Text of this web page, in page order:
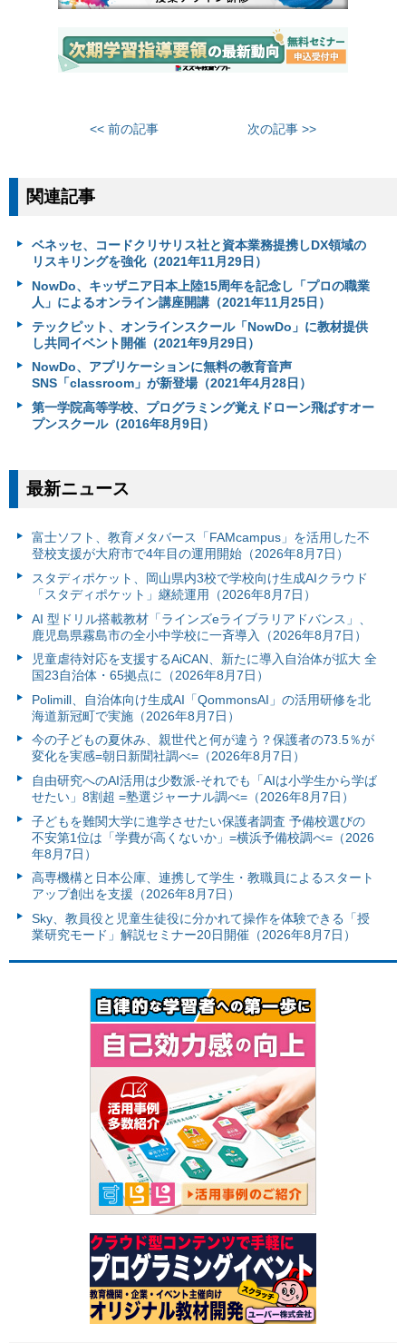
<< 前の記事 次の記事 >>
関連記事
ベネッセ、コードクリサリス社と資本業務提携しDX領域の
リスキリングを強化（2021年11月29日）
NowDo、キッザニア日本上陸15周年を記念し「プロの職業
人」によるオンライン講座開講（2021年11月25日）
テックピット、オンラインスクール「NowDo」に教材提供
し共同イベント開催（2021年9月29日）
NowDo、アプリケーションに無料の教育音声
SNS「classroom」が新登場（2021年4月28日）
第一学院高等学校、プログラミング覚えドローン飛ばすオー
プンスクール（2016年8月9日）
最新ニュース
富⼠ソフト、教育メタバース「FAMcampus」を活用した不
登校支援が大府市で4年目の運用開始（2026年8月7日）
スタディポケット、岡山県内3校で学校向け生成AIクラウド
「スタディポケット」継続運用（2026年8月7日）
AI 型ドリル搭載教材「ラインズeライブラリアドバンス」、
鹿児島県霧島市の全小中学校に一斉導入（2026年8月7日）
児童虐待対応を支援するAiCAN、新たに導入自治体が拡大 全
国23自治体・65拠点に（2026年8月7日）
Polimill、自治体向け生成AI「QommonsAI」の活用研修を北
海道新冠町で実施（2026年8月7日）
今の子どもの夏休み、親世代と何が違う？保護者の73.5％が
変化を実感=朝日新聞社調べ=（2026年8月7日）
自由研究へのAI活用は少数派-それでも「AIは小学生から学ば
せたい」8割超 =塾選ジャーナル調べ=（2026年8月7日）
子どもを難関大学に進学させたい保護者調査 予備校選びの
不安第1位は「学費が高くないか」=横浜予備校調べ=（2026
年8月7日）
高専機構と日本公庫、連携して学生・教職員によるスタート
アップ創出を支援（2026年8月7日）
Sky、教員役と児童生徒役に分かれて操作を体験できる「授
業研究モード」解説セミナー20日開催（2026年8月7日）